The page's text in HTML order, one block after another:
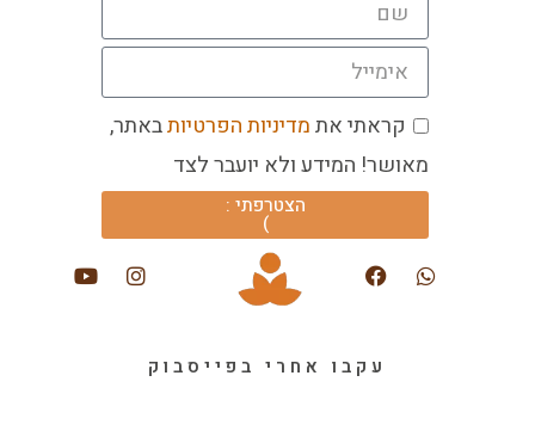
קראתי אתמדיניות הפרטיותבאתר,
מאושר! המידע ולא יועבר לצד
הצטרפתי :
)
עקבו אחרי בפייסבוק